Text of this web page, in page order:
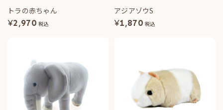
トラの赤ちゃん
¥2,970 税込
アジアゾウS
¥1,870 税込